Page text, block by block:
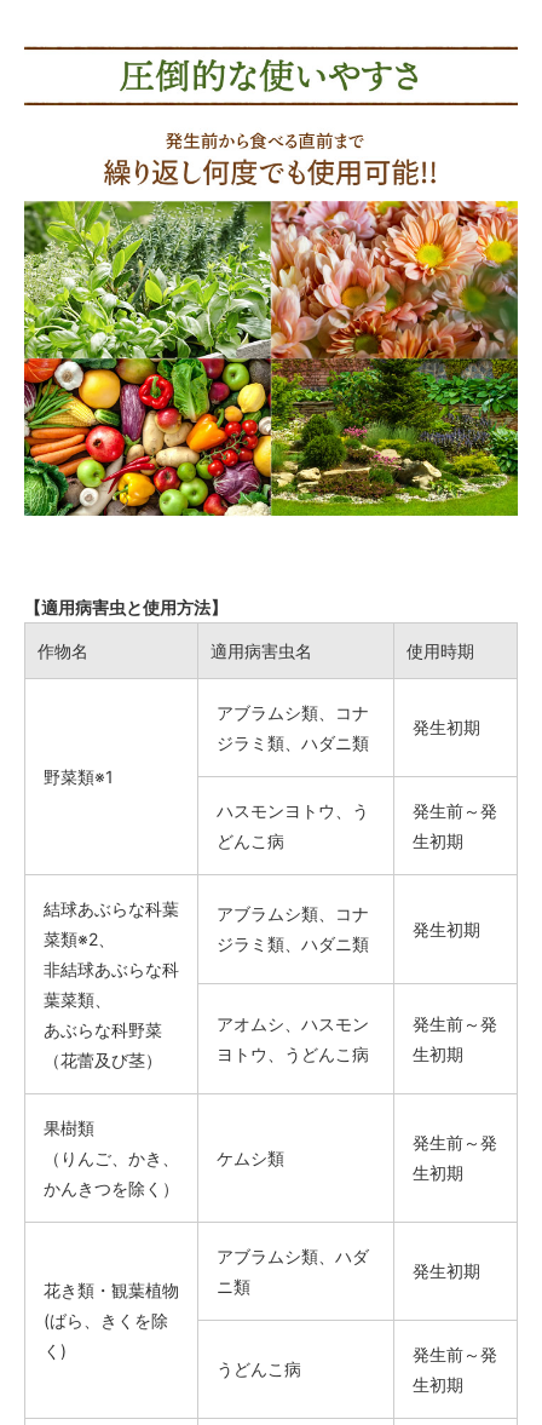
【適用病害虫と使用方法】
作物名 適用病害虫名 使用時期
野菜類※1
アブラムシ類、コナ
ジラミ類、ハダニ類
発生初期
ハスモンヨトウ、う
どんこ病
発生前～発
生初期
結球あぶらな科葉
菜類※2、
非結球あぶらな科
葉菜類、
あぶらな科野菜
（花蕾及び茎）
アブラムシ類、コナ
ジラミ類、ハダニ類
発生初期
アオムシ、ハスモン
ヨトウ、うどんこ病
発生前～発
生初期
果樹類
（りんご、かき、
かんきつを除く）
ケムシ類
発生前～発
生初期
花き類・観葉植物
(ばら、きくを除
く)
アブラムシ類、ハダ
ニ類
発生初期
うどんこ病
発生前～発
生初期